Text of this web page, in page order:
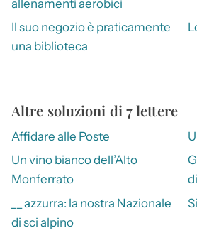
allenamenti aerobici
Il suo negozio è praticamente
una biblioteca
Altre soluzioni di 7 lettere
Affidare alle Poste
Un vino bianco dell’Alto
Monferrato
__ azzurra: la nostra Nazionale
di sci alpino